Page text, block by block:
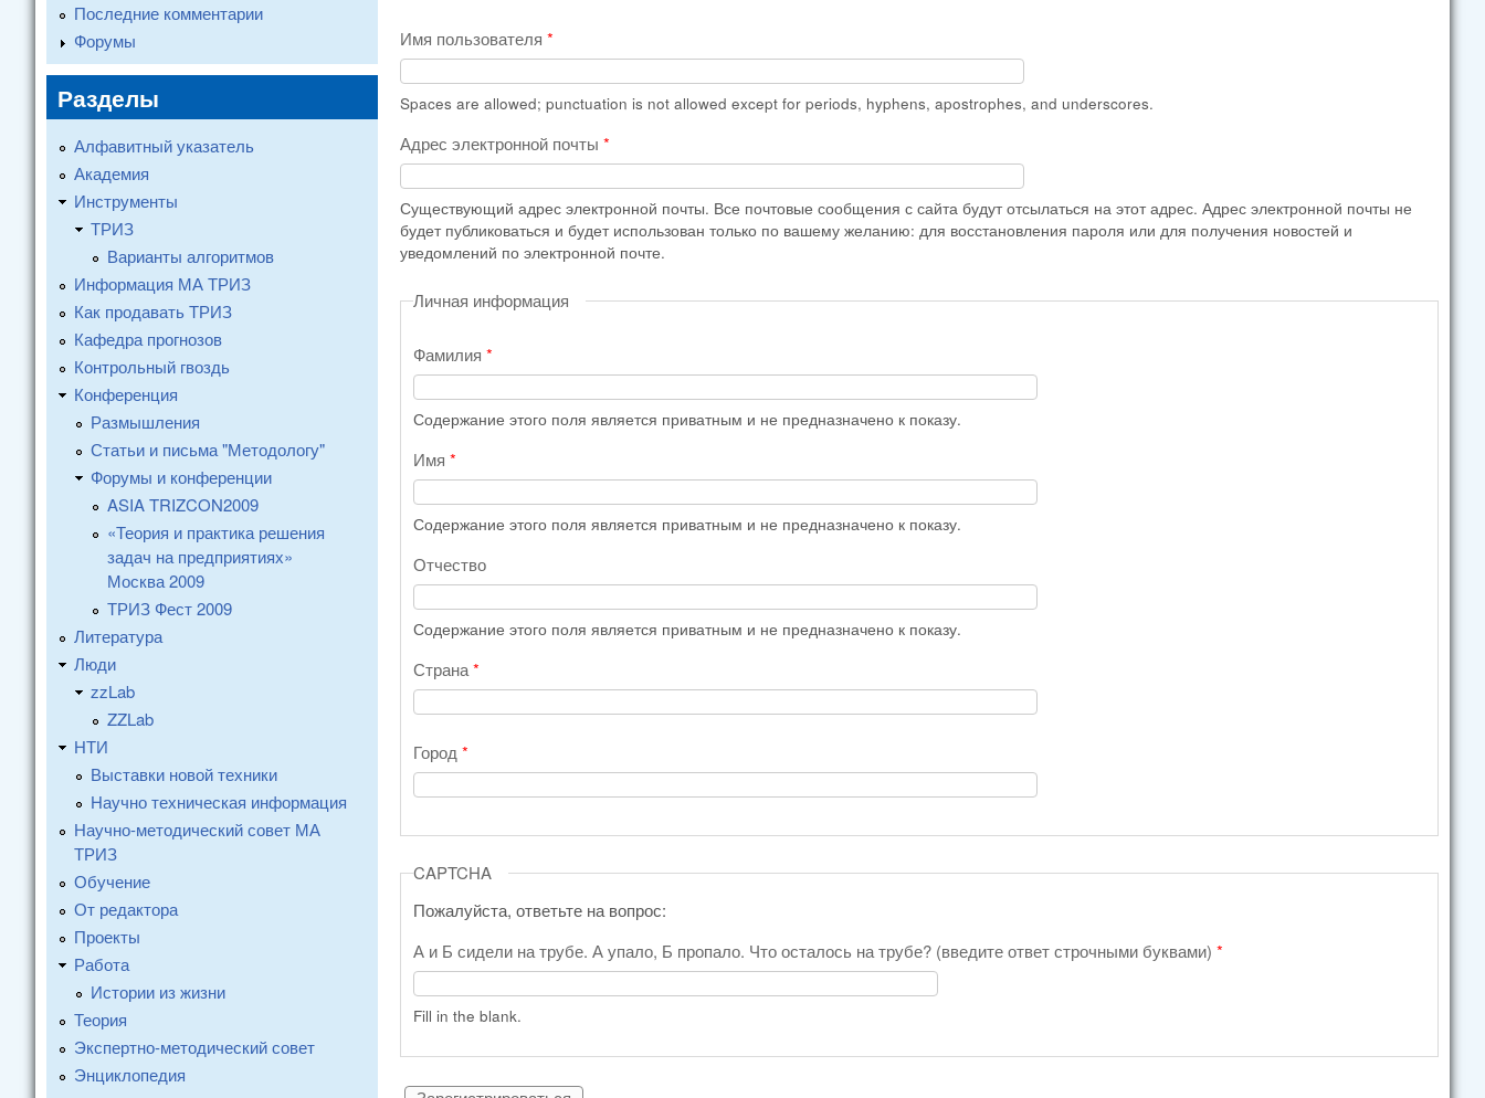
Имя пользователя *
Spaces are allowed; punctuation is not allowed except for periods, hyphens, apostrophes, and underscores.
Адрес электронной почты *
Существующий адрес электронной почты. Все почтовые сообщения с сайта будут отсылаться на этот адрес. Адрес электронной почты не
будет публиковаться и будет использован только по вашему желанию: для восстановления пароля или для получения новостей и
уведомлений по электронной почте.
Личная информация
Фамилия*
Содержание этого поля является приватным и не предназначено к показу.
Имя*
Содержание этого поля является приватным и не предназначено к показу.
Отчество
Содержание этого поля является приватным и не предназначено к показу.
Страна*
Город*
CAPTCHA
Пожалуйста, ответьте на вопрос:
А и Б сидели на трубе. А упало, Б пропало. Что осталось на трубе? (введите ответ строчными буквами)*
Fill in the blank.
Последние комментарии
Форумы
Разделы
Алфавитный указатель
Академия
Инструменты
ТРИЗ
Варианты алгоритмов
Информация МА ТРИЗ
Как продавать ТРИЗ
Кафедра прогнозов
Контрольный гвоздь
Конференция
Размышления
Статьи и письма "Методологу"
Форумы и конференции
ASIA TRIZCON2009
«Теория и практика решения
задач на предприятиях»
Москва 2009
ТРИЗ Фест 2009
Литература
Люди
zzLab
ZZLab
НТИ
Выставки новой техники
Научно техническая информация
Научно-методический совет МА
ТРИЗ
Обучение
От редактора
Проекты
Работа
Истории из жизни
Теория
Экспертно-методический совет
Энциклопедия